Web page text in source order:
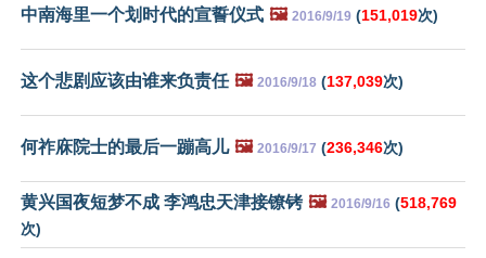
中南海里一个划时代的宣誓仪式 🖼️ 2016/9/19 (151,019次)
这个悲剧应该由谁来负责任 🖼️ 2016/9/18 (137,039次)
何祚庥院士的最后一蹦高儿 🖼️ 2016/9/17 (236,346次)
黄兴国夜短梦不成 李鸿忠天津接镣铐 🖼️ 2016/9/16 (518,769
次)